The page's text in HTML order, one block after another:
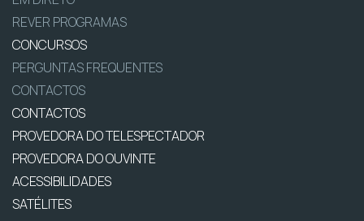
REVER PROGRAMAS
CONCURSOS
PERGUNTAS FREQUENTES
CONTACTOS
CONTACTOS
PROVEDORA DO TELESPECTADOR
PROVEDORA DO OUVINTE
ACESSIBILIDADES
SATÉLITES